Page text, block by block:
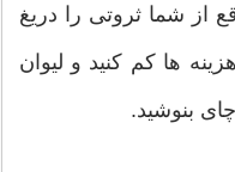
از شما ثروتی را دریغ
ها کم کنید و لیوان
بنوشید.